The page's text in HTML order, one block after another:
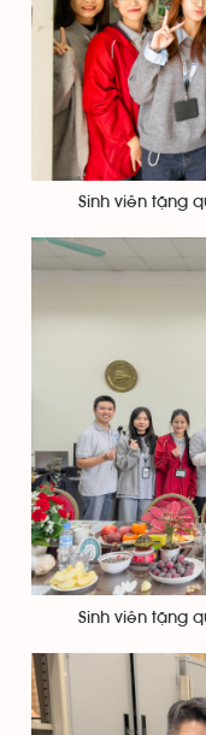
Sinh viên tặng
Sinh viên tặng